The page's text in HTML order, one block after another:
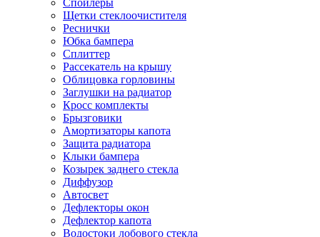
Спойлеры
Щетки стеклоочистителя
Реснички
Юбка бампера
Сплиттер
Рассекатель на крышу
Облицовка горловины
Заглушки на радиатор
Кросс комплекты
Брызговики
Амортизаторы капота
Защита радиатора
Клыки бампера
Козырек заднего стекла
Диффузор
Автосвет
Дефлекторы окон
Дефлектор капота
Водостоки лобового стекла